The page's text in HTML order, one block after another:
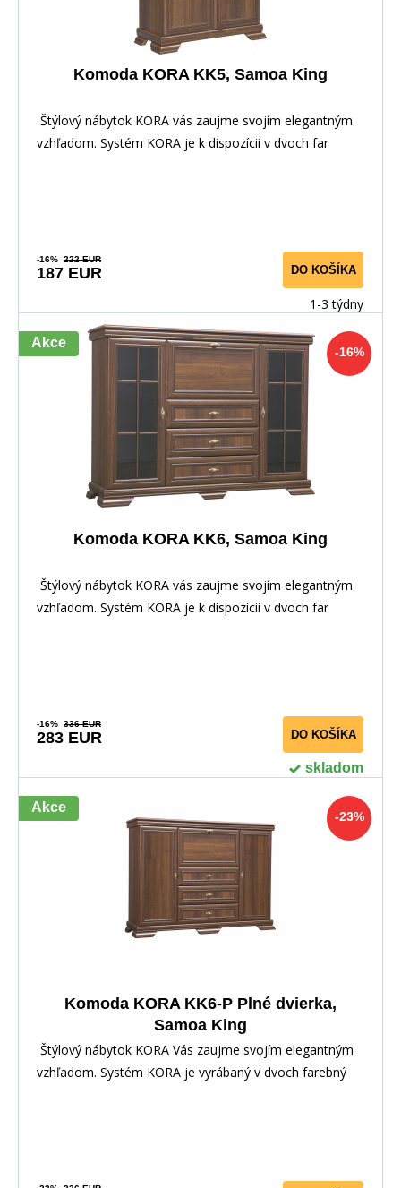
Komoda KORA KK5, Samoa King
Štýlový nábytok KORA vás zaujme svojím elegantným
vzhľadom. Systém KORA je k dispozícii v dvoch far
-16% 222 EUR
187 EUR DO KOŠÍKA
1-3 týdny
-16%
Akce
Komoda KORA KK6, Samoa King
Štýlový nábytok KORA vás zaujme svojím elegantným
vzhľadom. Systém KORA je k dispozícii v dvoch far
-16% 336 EUR
283 EUR DO KOŠÍKA
skladom
-23%
Akce
Komoda KORA KK6-P Plné dvierka,
Samoa King
Štýlový nábytok KORA Vás zaujme svojím elegantným
vzhľadom. Systém KORA je vyrábaný v dvoch farebný